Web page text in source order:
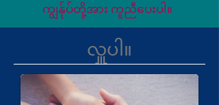
ကျွန်ုပ်တို့အား ကူညီပေးပါ။
လှူပါ။